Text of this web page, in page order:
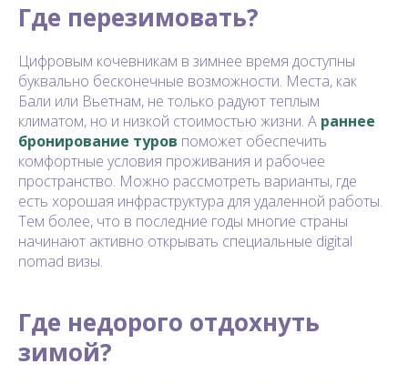
Где перезимовать?
Цифровым кочевникам в зимнее время доступны
буквально бесконечные возможности. Места, как
Бали или Вьетнам, не только радуют теплым
климатом, но и низкой стоимостью жизни. А раннее
бронирование туров поможет обеспечить
комфортные условия проживания и рабочее
пространство. Можно рассмотреть варианты, где
есть хорошая инфраструктура для удаленной работы.
Тем более, что в последние годы многие страны
начинают активно открывать специальные digital
nomad визы.
Где недорого отдохнуть
зимой?